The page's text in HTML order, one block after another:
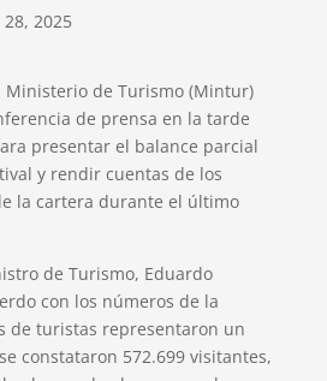
2025
Ministerio de Turismo (Mintur)
de prensa en la tarde
presentar el balance parcial
y rendir cuentas de los
la cartera durante el último
de Turismo, Eduardo
con los números de la
de turistas representaron un
constataron 572.699 visitantes,